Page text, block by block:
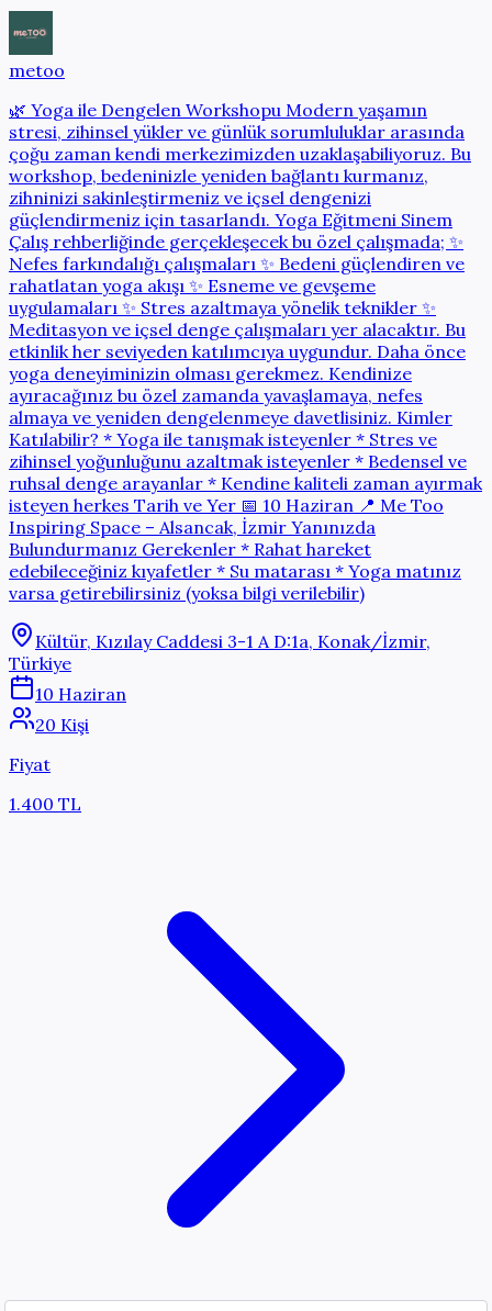
metoo
🌿 Yoga ile Dengelen Workshopu Modern yaşamın
stresi, zihinsel yükler ve günlük sorumluluklar arasında
çoğu zaman kendi merkezimizden uzaklaşabiliyoruz. Bu
workshop, bedeninizle yeniden bağlantı kurmanız,
zihninizi sakinleştirmeniz ve içsel dengenizi
güçlendirmeniz için tasarlandı. Yoga Eğitmeni Sinem
Çalış rehberliğinde gerçekleşecek bu özel çalışmada; ✨
Nefes farkındalığı çalışmaları ✨ Bedeni güçlendiren ve
rahatlatan yoga akışı ✨ Esneme ve gevşeme
uygulamaları ✨ Stres azaltmaya yönelik teknikler ✨
Meditasyon ve içsel denge çalışmaları yer alacaktır. Bu
etkinlik her seviyeden katılımcıya uygundur. Daha önce
yoga deneyiminizin olması gerekmez. Kendinize
ayıracağınız bu özel zamanda yavaşlamaya, nefes
almaya ve yeniden dengelenmeye davetlisiniz. Kimler
Katılabilir? * Yoga ile tanışmak isteyenler * Stres ve
zihinsel yoğunluğunu azaltmak isteyenler * Bedensel ve
ruhsal denge arayanlar * Kendine kaliteli zaman ayırmak
isteyen herkes Tarih ve Yer 📅 10 Haziran 📍 Me Too
Inspiring Space – Alsancak, İzmir Yanınızda
Bulundurmanız Gerekenler * Rahat hareket
edebileceğiniz kıyafetler * Su matarası * Yoga matınız
varsa getirebilirsiniz (yoksa bilgi verilebilir)
Kültür, Kızılay Caddesi 3-1 A D:1a, Konak/İzmir,
Türkiye
10 Haziran
20 Kişi
Fiyat
1.400 TL